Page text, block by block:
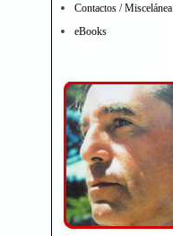
Contactos / Miscelánea
eBooks